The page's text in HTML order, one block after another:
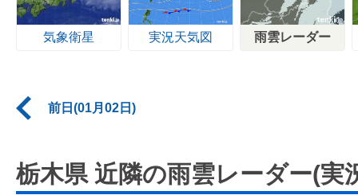
気象衛星 実況天気図 雨雲レーダー
前日(01月02日)
栃木県 近隣の雨雲レーダー(実